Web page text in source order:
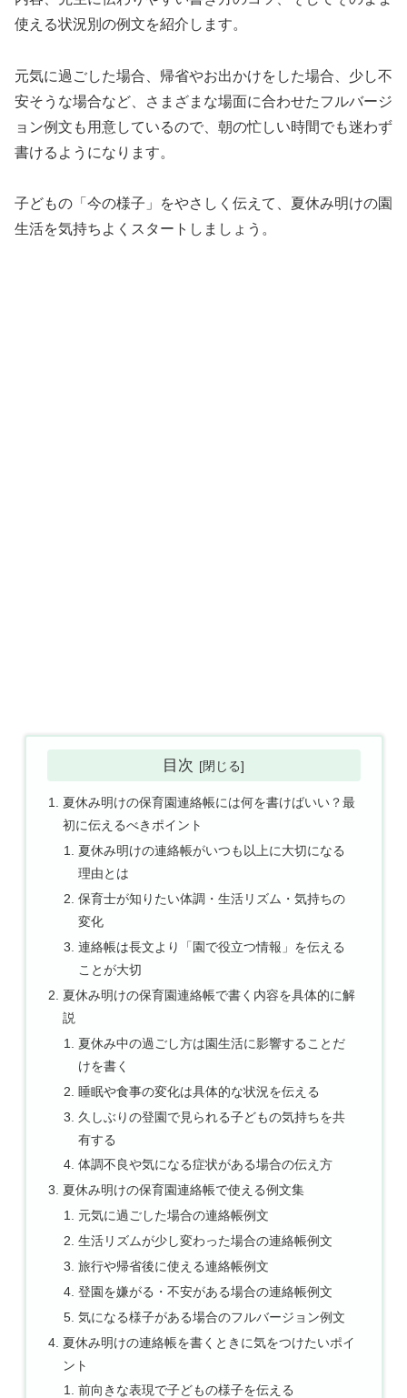
使える状況別の例文を紹介します。
元気に過ごした場合、帰省やお出かけをした場合、少し不
安そうな場合など、さまざまな場面に合わせたフルバージ
ョン例文も用意しているので、朝の忙しい時間でも迷わず
書けるようになります。
子どもの「今の様子」をやさしく伝えて、夏休み明けの園
生活を気持ちよくスタートしましょう。
目次
夏休み明けの保育園連絡帳には何を書けばいい？最
初に伝えるべきポイント
夏休み明けの連絡帳がいつも以上に大切になる
理由とは
保育士が知りたい体調・生活リズム・気持ちの
変化
連絡帳は長文より「園で役立つ情報」を伝える
ことが大切
夏休み明けの保育園連絡帳で書く内容を具体的に解
説
夏休み中の過ごし方は園生活に影響することだ
けを書く
睡眠や食事の変化は具体的な状況を伝える
久しぶりの登園で見られる子どもの気持ちを共
有する
体調不良や気になる症状がある場合の伝え方
夏休み明けの保育園連絡帳で使える例文集
元気に過ごした場合の連絡帳例文
生活リズムが少し変わった場合の連絡帳例文
旅行や帰省後に使える連絡帳例文
登園を嫌がる・不安がある場合の連絡帳例文
気になる様子がある場合のフルバージョン例文
夏休み明けの連絡帳を書くときに気をつけたいポイ
ント
前向きな表現で子どもの様子を伝える